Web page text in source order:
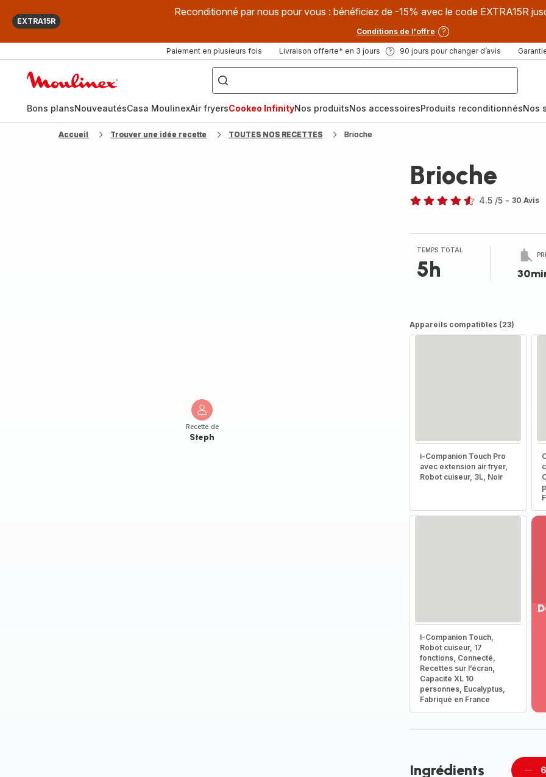
EXTRA15R
Reconditionné par nous pour vous : bénéficiez de -15% avec le code EXTRA15R
Conditions de l'offre
Paiement en plusieurs fois Livraison offerte* en 3 jours 90 jours pour changer d’avis
["Que
recherchez-
vous
?",
fryer",
"Companion"]
Bons plansNouveautésCasa MoulinexAir fryersCookeo InfinityNos produitsNos accessoiresProduits reconditionnésNos
Accueil Trouver une idée recette TOUTES NOS RECETTES Brioche
Recette de
Steph
Brioche
4.5 /5 - 30 Avis
TEMPS TOTAL
5h
Appareils compatibles (23)
i-Companion Touch Pro
avec extension air fryer,
Robot cuiseur, 3L, Noir
I-Companion Touch,
Robot cuiseur, 17
fonctions, Connecté,
Recettes sur l’écran,
Capacité XL 10
personnes, Eucalyptus,
Fabriqué en France
Ingrédients